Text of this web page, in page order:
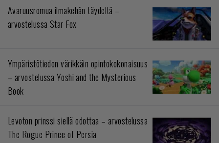
Avaruusromua ilmakehän täydeltä –
arvostelussa Star Fox
Ympäristötiedon värikkäin opintokokonaisuus
– arvostelussa Yoshi and the Mysterious
Book
Levoton prinssi siellä odottaa – arvostelussa
The Rogue Prince of Persia